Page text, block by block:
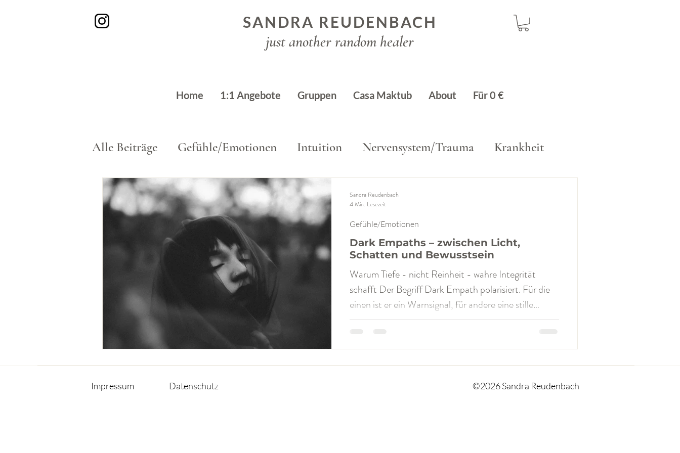
SANDRA REUDENBACH
just another random healer
Home 1:1 Angebote Gruppen Casa Maktub About Für 0 €
Alle Beiträge Gefühle/Emotionen Intuition Nervensystem/Trauma Krankheit
Beruf
Dark Empaths – zwischen Licht,
Schatten und Bewusstsein
Warum Tiefe - nicht Reinheit - wahre Integrität
schafft Der Begriff Dark Empath polarisiert. Für die
einen ist er ein Warnsignal, für andere eine stille
Selbstbeschreibung, die lange keine Worte hatte.
sondern ein psychologisches Phänomen , das vor
allem bei hochsensiblen, reflektierten Menschen mit
Trauma- und Bindungserfahrung zu finden ist. Dark
Gefühle/Emotionen
Sandra Reudenbach
4 Min. Lesezeit
Impressum Datenschutz ©2026 Sandra Reudenbach